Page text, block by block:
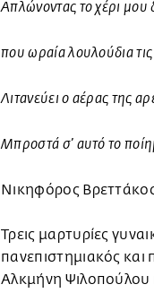
Απλώνοντας το χέρι μου
που ωραία λουλούδια
Λιτανεύει ο αέρας της
Μπροστά σ’ αυτό το
Νικηφόρος
Τρεις μαρτυρίες
πανεπιστημιακός
Αλκμήνη Ψιλοπούλου